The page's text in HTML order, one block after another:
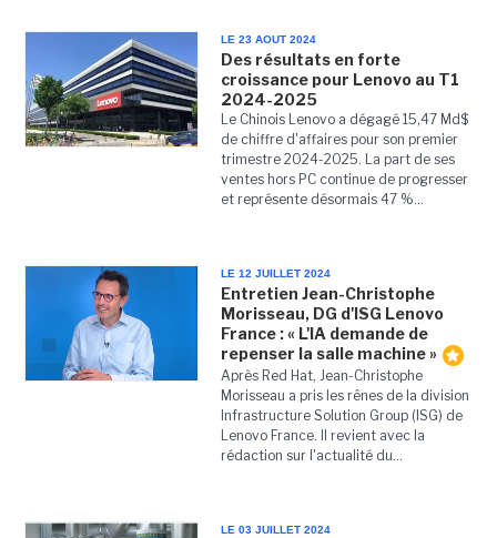
LE 23 AOUT 2024
Des résultats en forte
croissance pour Lenovo au T1
2024-2025
Le Chinois Lenovo a dégagé 15,47 Md$
de chiffre d'affaires pour son premier
trimestre 2024-2025. La part de ses
ventes hors PC continue de progresser
et représente désormais 47 %...
LE 12 JUILLET 2024
Entretien Jean-Christophe
Morisseau, DG d'ISG Lenovo
France : « L'IA demande de
repenser la salle machine »
Après Red Hat, Jean-Christophe
Morisseau a pris les rênes de la division
Infrastructure Solution Group (ISG) de
Lenovo France. Il revient avec la
rédaction sur l'actualité du...
LE 03 JUILLET 2024